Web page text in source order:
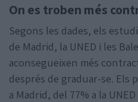
On es troben més
Segons les dades, els
de Madrid, la UNED i les
aconsegueixen més
després de graduar-se. Els
a Madrid, del 77% a la